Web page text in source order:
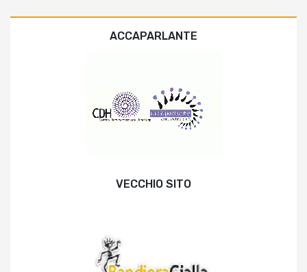
ACCAPARLANTE
VECCHIO SITO